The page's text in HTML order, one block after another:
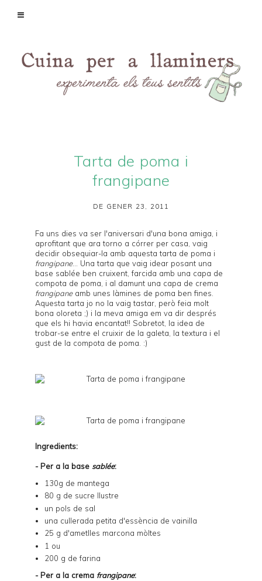
Tarta de poma i
frangipane
DE GENER 23, 2011
Fa uns dies va ser l'aniversari d'una bona amiga, i
aprofitant que ara torno a córrer per casa, vaig
decidir obsequiar-la amb aquesta tarta de poma i
frangipane... Una tarta que vaig idear posant una
base sablée ben cruixent, farcida amb una capa de
compota de poma, i al damunt una capa de crema
frangipaneamb unes làmines de poma ben fines.
Aquesta tarta jo no la vaig tastar, però feia molt
bona oloreta ;) i la meva amiga em va dir després
que els hi havia encantat!! Sobretot, la idea de
trobar-se entre el cruixir de la galeta, la textura i el
gust de la compota de poma. :)
Ingredients:
- Per a la base sablée:
130g de mantega
80 g de sucre llustre
un pols de sal
una cullerada petita d'essència de vainilla
25 g d'ametlles marcona mòltes
1 ou
200 g de farina
- Per a la crema frangipane: